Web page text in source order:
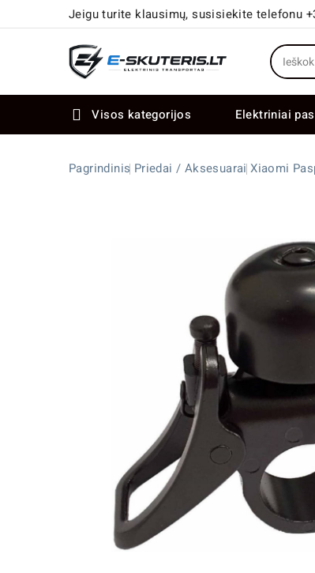
Jeigu turite klausimų, susisiekite telefonu
 Visos kategorijos Elektriniai
Pagrindinis Priedai / Aksesuarai Xiaomi